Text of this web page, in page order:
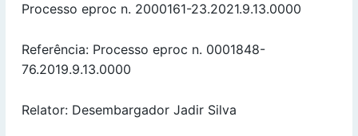
Processo eproc n. 2000161-23.2021.9.13.0000
Referência: Processo eproc n. 0001848-
76.2019.9.13.0000
Relator: Desembargador Jadir Silva